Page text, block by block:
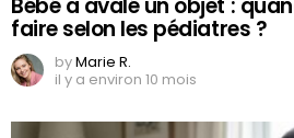
Bébé a avalé un objet :
faire selon les pédiatres ?
byMarie R.
il y a environ 10 mois